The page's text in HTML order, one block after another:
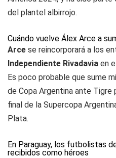
del plantel albirrojo.
Cuándo vuelve Álex Arce a
Arce se reincorporará a los
Independiente Rivadavia en
Es poco probable que sume
de Copa Argentina ante
final de la Supercopa
Plata.
En Paraguay, los futbolistas
recibidos como héroes